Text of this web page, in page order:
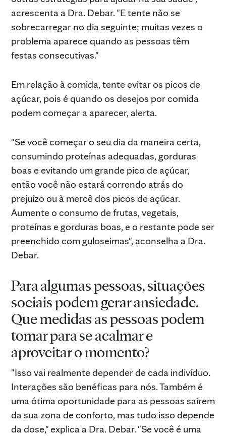
acrescenta a Dra. Debar. "E tente não se
sobrecarregar no dia seguinte; muitas vezes o
problema aparece quando as pessoas têm
festas consecutivas."
Em relação à comida, tente evitar os picos de
açúcar, pois é quando os desejos por comida
podem começar a aparecer, alerta.
"Se você começar o seu dia da maneira certa,
consumindo proteínas adequadas, gorduras
boas e evitando um grande pico de açúcar,
então você não estará correndo atrás do
prejuízo ou à mercê dos picos de açúcar.
Aumente o consumo de frutas, vegetais,
proteínas e gorduras boas, e o restante pode ser
preenchido com guloseimas", aconselha a Dra.
Debar.
Para algumas pessoas, situações
sociais podem gerar ansiedade.
Que medidas as pessoas podem
tomar para se acalmar e
aproveitar o momento?
"Isso vai realmente depender de cada indivíduo.
Interações são benéficas para nós. Também é
uma ótima oportunidade para as pessoas saírem
da sua zona de conforto, mas tudo isso depende
da dose," explica a Dra. Debar. "Se você é uma